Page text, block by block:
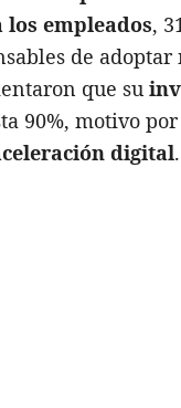
empleados,
de adoptar
que su
90%, motivo
digital.